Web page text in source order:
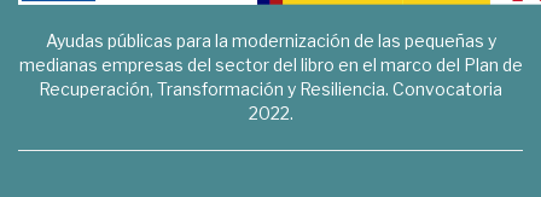
Ayudas públicas para la modernización de las pequeñas y
medianas empresas del sector del libro en el marco del Plan de
Recuperación, Transformación y Resiliencia. Convocatoria
2022.